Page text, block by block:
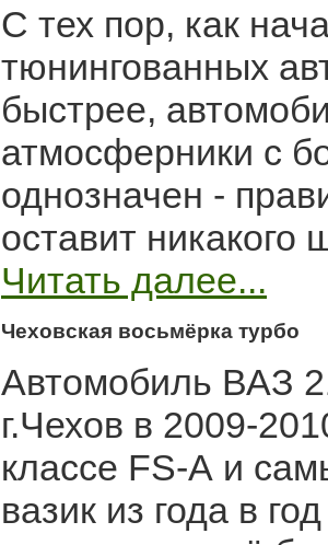
С тех пор, как
тюнингованных
быстрее,
атмосферники с
однозначен -
оставит
Читать далее...
Чеховская восьмёрка турбо
Автомобиль ВАЗ
г.Чехов в 2009-
классе FS-A и
вазик из года в